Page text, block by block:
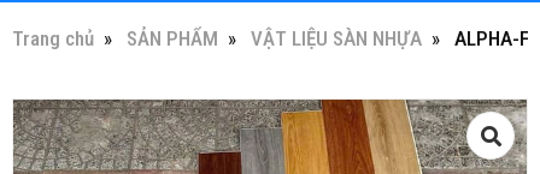
Trang chủ SẢN PHẨM VẬT LIỆU SÀN NHỰA ALPHA-